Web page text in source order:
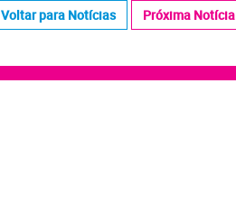
Voltar para Notícias Próxima Notícia